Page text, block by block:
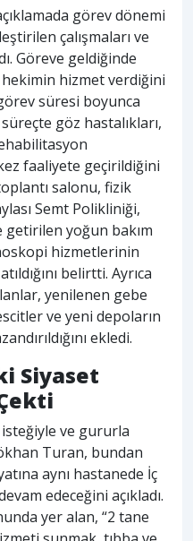
görev dönemi
çalışmaları ve
Göreve geldiğinde
hizmet verdiğini
süresi boyunca
süreçte göz hastalıkları,
faaliyete geçirildiğini
salonu, fizik
Semt Polikliniği,
yoğun bakım
hizmetlerinin
belirtti. Ayrıca
yenilenen gebe
ve yeni depoların
ekledi.
Siyaset
ve gururla
Turan, bundan
aynı hastanede İç
edeceğini açıkladı.
yer alan, “2 tane